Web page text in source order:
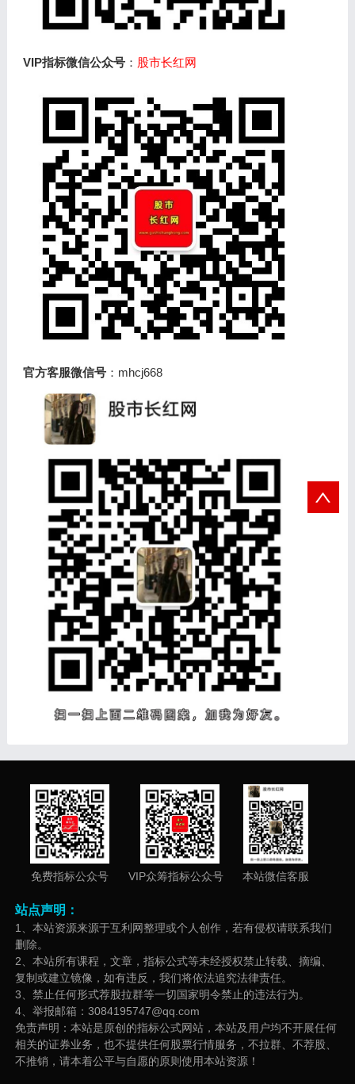
VIP指标微信公众号： 股市长红网
官方客服微信号：mhcj668
免费指标公众号 VIP众筹指标公众号 本站微信客服
站点声明：
1、本站资源来源于互利网整理或个人创作，若有侵权请联系我们
删除。
2、本站所有课程，文章，指标公式等未经授权禁止转载、摘编、
复制或建立镜像，如有违反，我们将依法追究法律责任。
3、禁止任何形式荐股拉群等一切国家明令禁止的违法行为。
4、举报邮箱：3084195747@qq.com
免责声明：本站是原创的指标公式网站，本站及用户均不开展任何
相关的证券业务，也不提供任何股票行情服务，不拉群、不荐股、
不推销，请本着公平与自愿的原则使用本站资源！